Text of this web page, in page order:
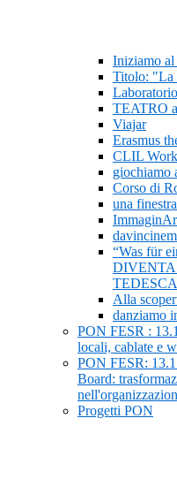
Iniziamo
Titolo: "La
TEATRO
Viajar
Erasmus
CLIL
giochiamo
Corso di
una
“Was für
Alla
danziamo
PON FESR :
locali, cablate e
PON FESR:
Board:
Progetti PON